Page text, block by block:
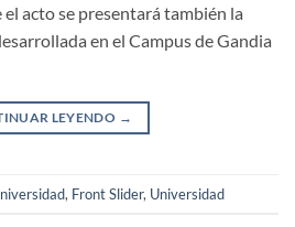
el acto se presentará también la
en el Campus de Gandia
LEYENDO →
, Front Slider, Universidad